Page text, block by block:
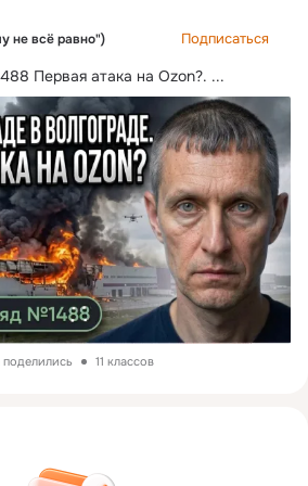
не всё равно") Подписаться
Первая атака на Ozon?. ...
поделились 11 классов